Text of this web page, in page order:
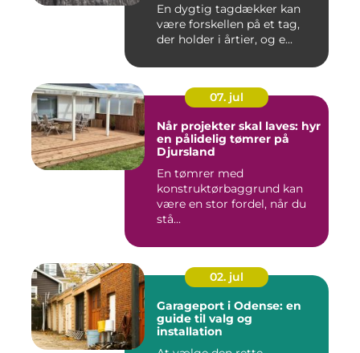
En dygtig tagdækker kan
være forskellen på et tag,
der holder i årtier, og e...
07. jul
Når projekter skal laves: hyr
en pålidelig tømrer på
Djursland
En tømrer med
konstruktørbaggrund kan
være en stor fordel, når du
stå...
02. jul
Garageport i Odense: en
guide til valg og
installation